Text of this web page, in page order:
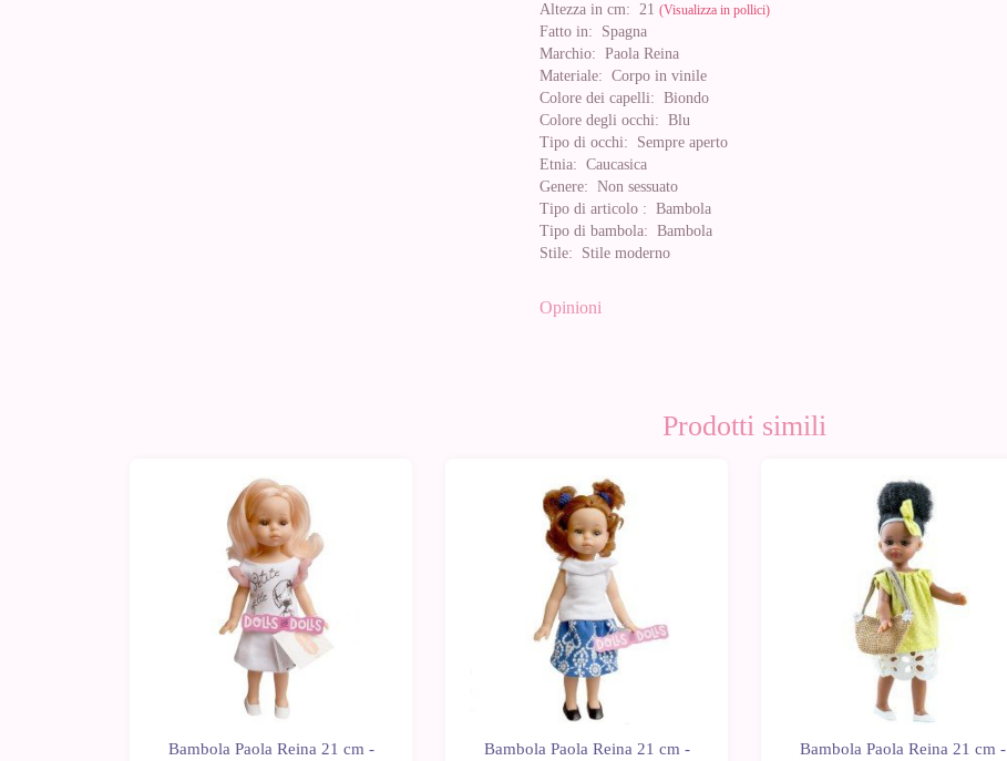
Altezza in cm: 21 (Visualizza in pollici)
Fatto in: Spagna
Marchio: Paola Reina
Materiale: Corpo in vinile
Colore dei capelli: Biondo
Colore degli occhi: Blu
Tipo di occhi: Sempre aperto
Etnia: Caucasica
Genere: Non sessuato
Tipo di articolo : Bambola
Tipo di bambola: Bambola
Stile: Stile moderno
Opinioni
Prodotti simili
Bambola Paola Reina 21 cm -
Bambola Paola Reina 21 cm -
Bambola Paola Reina 21 cm -